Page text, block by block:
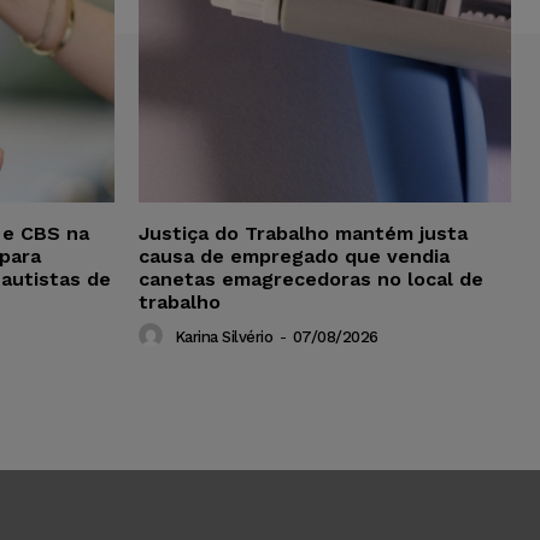
CBS na
de
Justiça do Trabalho mantém justa
causa de empregado que vendia
canetas emagrecedoras no local de
trabalho
Karina Silvério - 07/08/2026